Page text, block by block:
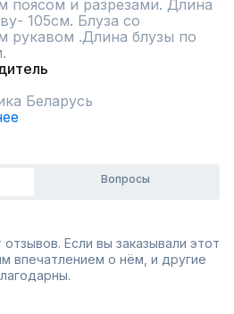
поясом и разрезами. Длина
105см. Блуза со
рукавом .Длина блузы по
Беларусь
Вопросы
Если вы заказывали этот
впечатлением о нём, и другие